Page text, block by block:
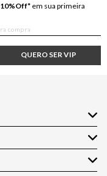
10%Off* em sua primeira
QUERO SER VIP